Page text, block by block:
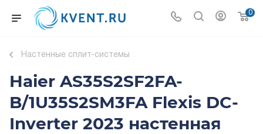
0
Настенные сплит-системы
Haier AS35S2SF2FA-
B/1U35S2SM3FA Flexis DC-
Inverter 2023 настенная